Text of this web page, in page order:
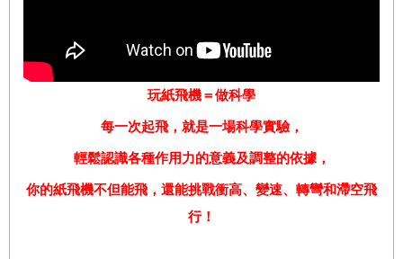
玩紙飛機＝做科學
每一次起飛，就是一場科學實驗，
輕鬆認識各種作用力的意義及調整的依據，
你的紙飛機不但能飛，還能挑戰衝高、變速、轉彎和滯空飛
行！